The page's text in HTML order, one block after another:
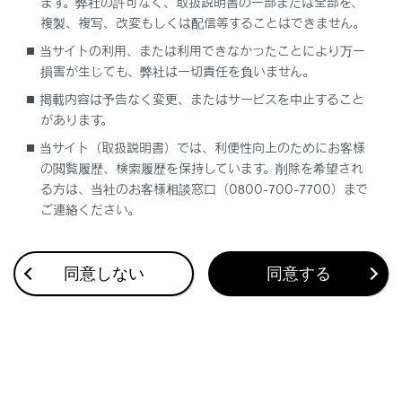
合わせて見られているページ
Lexus Teammate Advanced Park
低速走行時に障害物の接近を知らせる
このページは役に立ちましたか？
複製、複写、改変もしくは配信等することはできません。
当サイトの利用、または利用できなかったことにより万一
損害が生じても、弊社は一切責任を負いません。
掲載内容は予告なく変更、またはサービスを中止すること
があります。
当サイト（取扱説明書）では、利便性向上のためにお客様
の閲覧履歴、検索履歴を保持しています。削除を希望され
る方は、当社のお客様相談窓口（0800-700-7700）まで
ご連絡ください。
同意しない 同意する